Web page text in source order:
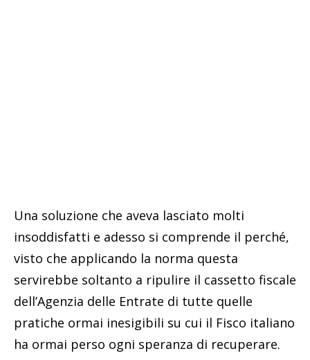
Una soluzione che aveva lasciato molti
insoddisfatti e adesso si comprende il perché,
visto che applicando la norma questa
servirebbe soltanto a ripulire il cassetto fiscale
dell’Agenzia delle Entrate di tutte quelle
pratiche ormai inesigibili su cui il Fisco italiano
ha ormai perso ogni speranza di recuperare.